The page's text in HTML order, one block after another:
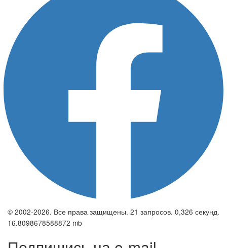
© 2002-2026. Все права защищены. 21 запросов. 0,326 секунд.
16.8098678588872 mb